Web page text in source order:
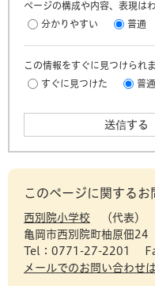
ページの構成や内容、表現は
分かりやすい
普通
この情報をすぐに見つけられ
すぐに見つけた
普通
このページに関するお
西別院小学校
代表
亀岡市西別院町柚原佃24
Tel：0771-27-2201
メールでのお問い合わせ